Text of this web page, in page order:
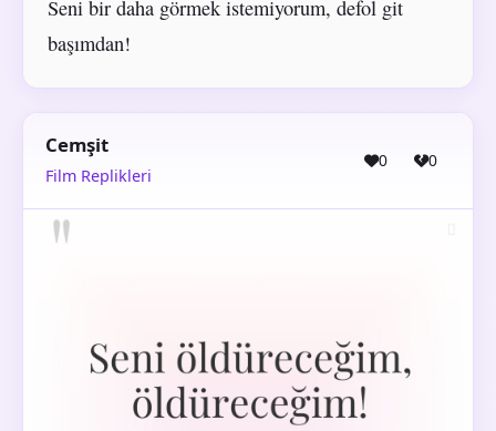
Seni bir daha görmek istemiyorum, defol git
başımdan!
Cemşit
Film Replikleri
0 0